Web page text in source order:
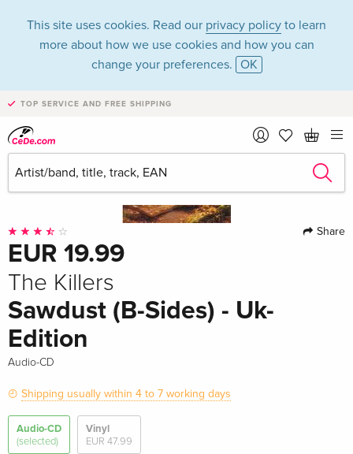
This site uses cookies. Read our privacy policy to learn
more about how we use cookies and how you can
change your preferences. OK
TOP SERVICE AND FREE SHIPPING
Share
EUR 19.99
The Killers
Sawdust (B-Sides) - Uk-
Edition
Audio-CD
Shipping usually within 4 to 7 working days
Audio-CD
(selected)
Vinyl
EUR 47.99